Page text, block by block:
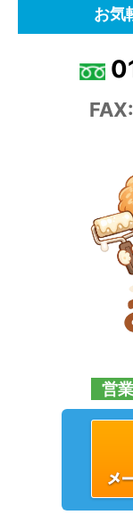
お気
営